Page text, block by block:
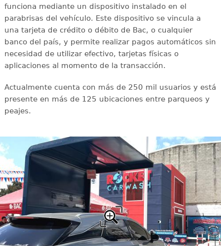
funciona mediante un dispositivo instalado en el
parabrisas del vehículo. Este dispositivo se vincula a
una tarjeta de crédito o débito de Bac, o cualquier
banco del país, y permite realizar pagos automáticos sin
necesidad de utilizar efectivo, tarjetas físicas o
aplicaciones al momento de la transacción.
Actualmente cuenta con más de 250 mil usuarios y está
presente en más de 125 ubicaciones entre parqueos y
peajes.